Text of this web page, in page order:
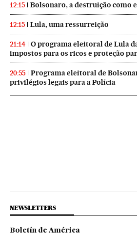
12:15 Bolsonaro, a destruição como
12:15 Lula, uma ressurreição
21:14
O programa eleitoral de Lula
impostos para os ricos e proteção
20:55
Programa eleitoral de
privilégios legais para a Polícia
NEWSLETTERS
Boletín de América